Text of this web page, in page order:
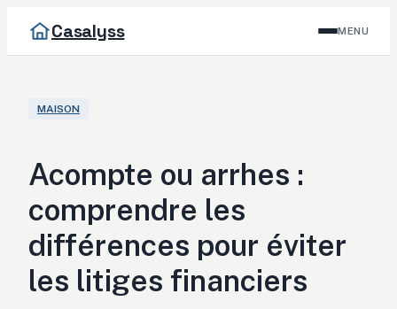
Casalyss MENU
MAISON
Acompte ou arrhes :
comprendre les
différences pour éviter
les litiges financiers